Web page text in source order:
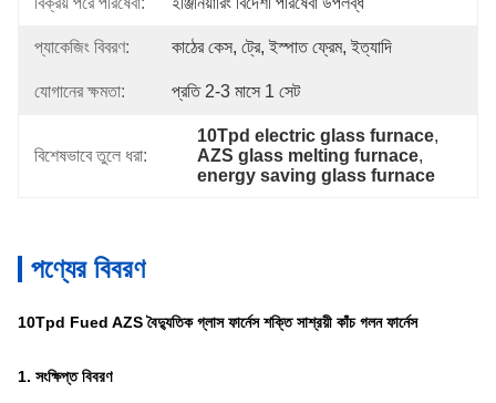
প্যাকেজিং বিবরণ: কাঠের কেস, ট্রে, ইস্পাত ফ্রেম, ইত্যাদি
যোগানের ক্ষমতা: প্রতি 2-3 মাসে 1 সেট
বিশেষভাবে তুলে ধরা:
10Tpd electric glass furnace,
AZS glass melting furnace,
energy saving glass furnace
পণ্যের বিবরণ
10Tpd Fued AZS বৈদ্যুতিক গ্লাস ফার্নেস শক্তি সাশ্রয়ী কাঁচ গলন ফার্নেস
1. সংক্ষিপ্ত বিবরণ